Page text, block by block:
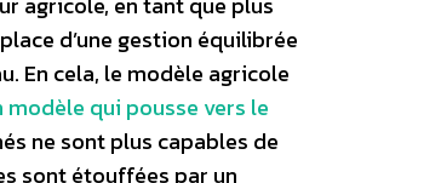
d’une gestion équilibrée
En cela, le modèle agricole
modèle qui pousse vers le
ne sont plus capables de
sont étouffées par un